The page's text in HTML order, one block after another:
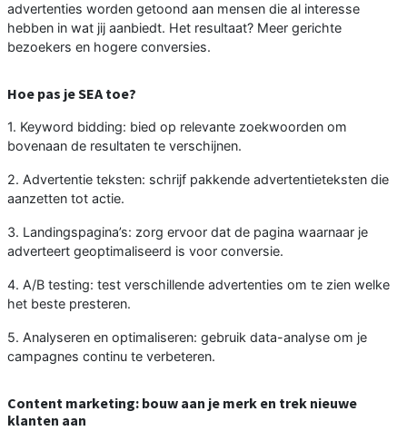
advertenties worden getoond aan mensen die al interesse
hebben in wat jij aanbiedt. Het resultaat? Meer gerichte
bezoekers en hogere conversies.
Hoe pas je SEA toe?
1. Keyword bidding: bied op relevante zoekwoorden om
bovenaan de resultaten te verschijnen.
2. Advertentie teksten: schrijf pakkende advertentieteksten die
aanzetten tot actie.
3. Landingspagina’s: zorg ervoor dat de pagina waarnaar je
adverteert geoptimaliseerd is voor conversie.
4. A/B testing: test verschillende advertenties om te zien welke
het beste presteren.
5. Analyseren en optimaliseren: gebruik data-analyse om je
campagnes continu te verbeteren.
Content marketing: bouw aan je merk en trek nieuwe
klanten aan